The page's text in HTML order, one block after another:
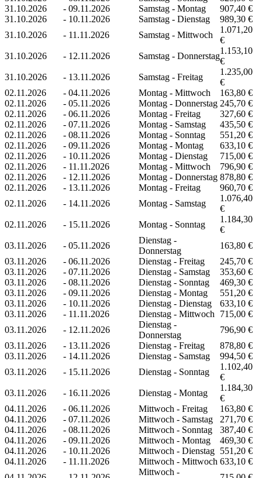
31.10.2026
- 09.11.2026 Samstag - Montag
907,40 €
31.10.2026
- 10.11.2026 Samstag - Dienstag
989,30 €
31.10.2026
- 11.11.2026 Samstag - Mittwoch
1.071,20
€
31.10.2026
- 12.11.2026 Samstag - Donnerstag
1.153,10
€
31.10.2026
- 13.11.2026 Samstag - Freitag
1.235,00
€
02.11.2026
- 04.11.2026 Montag - Mittwoch
163,80 €
02.11.2026
- 05.11.2026 Montag - Donnerstag 245,70 €
02.11.2026
- 06.11.2026 Montag - Freitag
327,60 €
02.11.2026
- 07.11.2026 Montag - Samstag
435,50 €
02.11.2026
- 08.11.2026 Montag - Sonntag
551,20 €
02.11.2026
- 09.11.2026 Montag - Montag
633,10 €
02.11.2026
- 10.11.2026 Montag - Dienstag
715,00 €
02.11.2026
- 11.11.2026 Montag - Mittwoch
796,90 €
02.11.2026
- 12.11.2026 Montag - Donnerstag 878,80 €
02.11.2026
- 13.11.2026 Montag - Freitag
960,70 €
02.11.2026
- 14.11.2026 Montag - Samstag
1.076,40
€
02.11.2026
- 15.11.2026 Montag - Sonntag
1.184,30
€
03.11.2026
- 05.11.2026
Dienstag -
Donnerstag
163,80 €
03.11.2026
- 06.11.2026 Dienstag - Freitag
245,70 €
03.11.2026
- 07.11.2026 Dienstag - Samstag
353,60 €
03.11.2026
- 08.11.2026 Dienstag - Sonntag
469,30 €
03.11.2026
- 09.11.2026 Dienstag - Montag
551,20 €
03.11.2026
- 10.11.2026 Dienstag - Dienstag
633,10 €
03.11.2026
- 11.11.2026 Dienstag - Mittwoch
715,00 €
03.11.2026
- 12.11.2026
Dienstag -
Donnerstag
796,90 €
03.11.2026
- 13.11.2026 Dienstag - Freitag
878,80 €
03.11.2026
- 14.11.2026 Dienstag - Samstag
994,50 €
03.11.2026
- 15.11.2026 Dienstag - Sonntag
1.102,40
€
03.11.2026
- 16.11.2026 Dienstag - Montag
1.184,30
€
04.11.2026
- 06.11.2026 Mittwoch - Freitag
163,80 €
04.11.2026
- 07.11.2026 Mittwoch - Samstag
271,70 €
04.11.2026
- 08.11.2026 Mittwoch - Sonntag
387,40 €
04.11.2026
- 09.11.2026 Mittwoch - Montag
469,30 €
04.11.2026
- 10.11.2026 Mittwoch - Dienstag 551,20 €
04.11.2026
- 11.11.2026 Mittwoch - Mittwoch 633,10 €
Mittwoch -